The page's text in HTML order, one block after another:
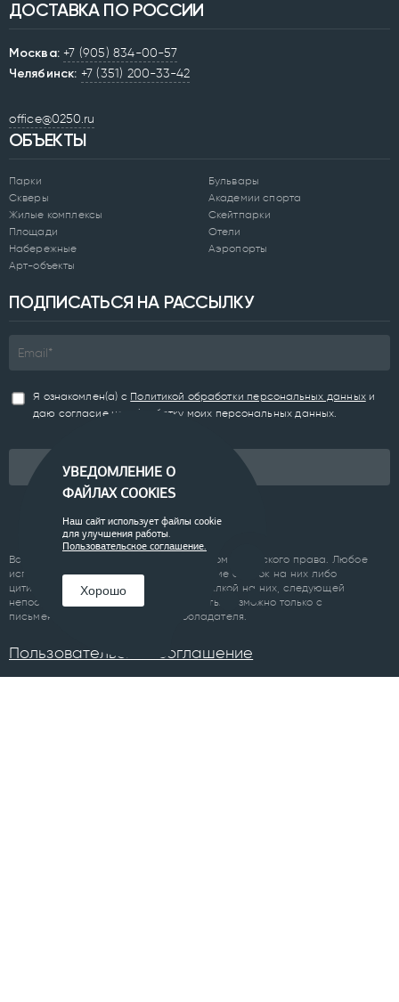
ДОСТАВКА ПО РОССИИ
Москва: +7 (905) 834-00-57
Челябинск: +7 (351) 200-33-42
office@0250.ru
ОБЪЕКТЫ
Парки
Скверы
Жилые комплексы
Площади
Набережные
Арт-объекты
Бульвары
Академии спорта
Скейтпарки
Отели
Аэропорты
ПОДПИСАТЬСЯ НА РАССЫЛКУ
Я ознакомлен(а) с Политикой обработки персональных данныхи
даю согласие на обработку моих персональных данных.
Подписаться
Все материалы сайта являются объектом авторского права. Любое
использование материалов сайта, кроме ссылок на них либо
цитирование с обязательной гиперссылкой на них, следующей
непосредственно до либо после цитаты, возможно только с
письменного разрешения правообладателя.
Пользовательское соглашение
УВЕДОМЛЕНИЕ О
ФАЙЛАХ COOKIES
Наш сайт использует файлы cookie
для улучшения работы.
Пользовательское соглашение.
Хорошо